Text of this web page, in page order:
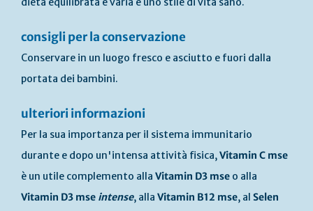
consigli per la conservazione
Conservare in un luogo fresco e asciutto e fuori dalla
portata dei bambini.
ulteriori informazioni
Per la sua importanza per il sistema immunitario
durante e dopo un'intensa attività fisica,Vitamin C mse
è un utile complemento alla Vitamin D3 mse o alla
Vitamin D3 mse intense, alla Vitamin B12 mse, al Selen